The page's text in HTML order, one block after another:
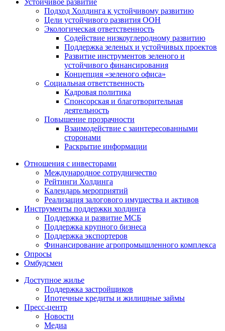
Подход Холдинга к устойчивому развитию
Цели устойчивого развития ООН
Экологическая ответственность
Содействие низкоуглеродному развитию
Поддержка зеленых и устойчивых проектов
Развитие инструментов зеленого и
устойчивого финансирования
Концепция «зеленого офиса»
Социальная ответственность
Кадровая политика
Спонсорская и благотворительная
деятельность
Повышение прозрачности
Взаимодействие с заинтересованными
сторонами
Раскрытие информации
Отношения с инвесторами
Международное сотрудничество
Рейтинги Холдинга
Календарь мероприятий
Реализация залогового имущества и активов
Инструменты поддержки холдинга
Поддержка и развитие МСБ
Поддержка крупного бизнеса
Поддержка экспортеров
Финансирование агропромышленного комплекса
Опросы
Омбудсмен
Доступное жилье
Поддержка застройщиков
Ипотечные кредиты и жилищные займы
Пресс-центр
Новости
Медиа